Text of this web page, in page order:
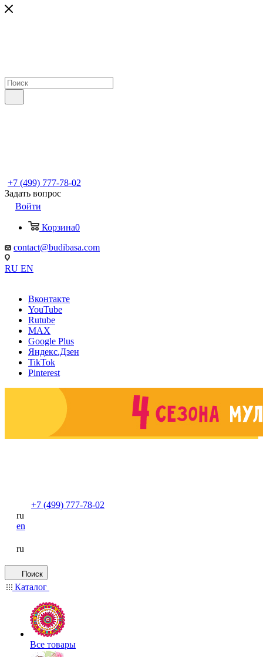
+7 (499) 777-78-02
Задать вопрос
Войти
Корзина0
contact@budibasa.com
RU EN
Вконтакте
YouTube
Rutube
MAX
Google Plus
Яндекс.Дзен
TikTok
Pinterest
+7 (499) 777-78-02
ru
en
ru
Поиск
Каталог
Все товары